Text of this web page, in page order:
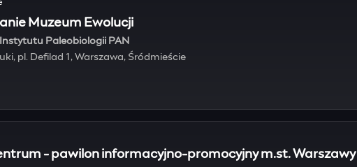
Muzeum Ewolucji
Paleobiologii PAN
pl. Defilad 1, Warszawa, Śródmieście
- pawilon informacyjno-promocyjny m.st. Warszawy